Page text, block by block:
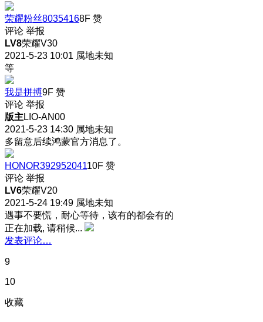
荣耀粉丝80354168F 赞
评论 举报
LV8荣耀V30
2021-5-23 10:01 属地未知
等
我是拼搏9F 赞
评论 举报
版主LIO-AN00
2021-5-23 14:30 属地未知
多留意后续鸿蒙官方消息了。
HONOR39295204110F 赞
评论 举报
LV6荣耀V20
2021-5-24 19:49 属地未知
遇事不要慌，耐心等待，该有的都会有的
正在加载, 请稍候...
发表评论…
9
10
收藏